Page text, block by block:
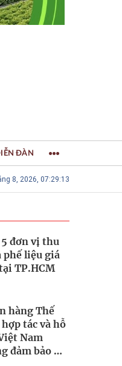
Thế giới
8, 2026, 07:29:14
ĐÀN
đơn vị thu
phế liệu giá
TP.HCM
hàng Thế
tác và hỗ
Nam
đảm bảo an